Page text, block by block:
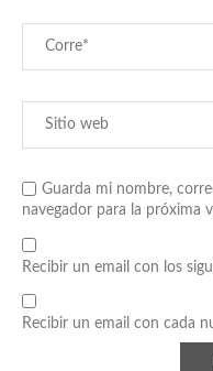
Guarda mi nombre,
navegador para la próxima
Recibir un email con los
Recibir un email con cada